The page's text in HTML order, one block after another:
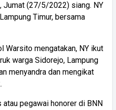
Jumat (27/5/2022) siang. NY
Timur, bersama
Warsito mengatakan, NY ikut
warga Sidorejo, Lampung
menyandra dan mengikat
pegawai honorer di BNN